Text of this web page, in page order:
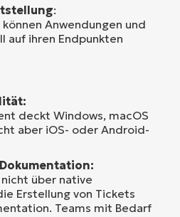
:
Anwendungen und
auf ihren Endpunkten
deckt Windows, macOS
aber iOS- oder Android-
über native
Erstellung von Tickets
Teams mit Bedarf